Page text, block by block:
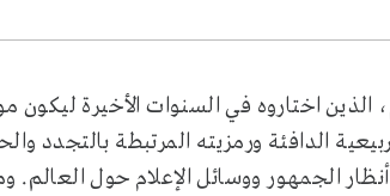
اختاروه في السنوات الأخيرة ليكون
الدافئة ورمزيته المرتبطة بالتجدد
الجمهور ووسائل الإعلام حول العالم.